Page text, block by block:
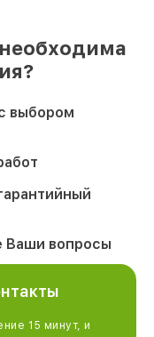
выбором
Ваши вопросы
15 минут, и